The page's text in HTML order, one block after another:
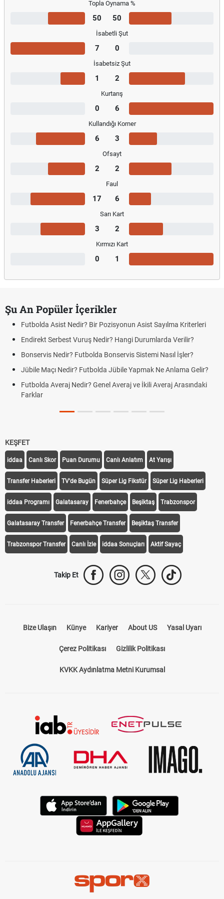
Topla Oynama %
50 50
İsabetli Şut
7 0
İsabetsiz Şut
1 2
Kurtarış
0 6
Kullandığı Korner
6 3
Ofsayt
2 2
Faul
17 6
Sarı Kart
3 2
Kırmızı Kart
0 1
Şu An Popüler İçerikler
Futbolda Asist Nedir? Bir Pozisyonun Asist Sayılma Kriterleri
Endirekt Serbest Vuruş Nedir? Hangi Durumlarda Verilir?
Bonservis Nedir? Futbolda Bonservis Sistemi Nasıl İşler?
Jübile Maçı Nedir? Futbolda Jübile Yapmak Ne Anlama Gelir?
Futbolda Averaj Nedir? Genel Averaj ve İkili Averaj Arasındaki
Farklar
KEŞFET
iddaa Canlı Skor Puan Durumu Canlı Anlatım At Yarışı
Transfer Haberleri TV'de Bugün Süper Lig Fikstür Süper Lig Haberleri
iddaa Programı Galatasaray Fenerbahçe Beşiktaş Trabzonspor
Galatasaray Transfer Fenerbahçe Transfer Beşiktaş Transfer
Trabzonspor Transfer Canlı İzle iddaa Sonuçları Aktif Sayaç
Takip Et
Bize Ulaşın Künye Kariyer About US Yasal Uyarı
Çerez Politikası Gizlilik Politikası
KVKK Aydınlatma Metni Kurumsal